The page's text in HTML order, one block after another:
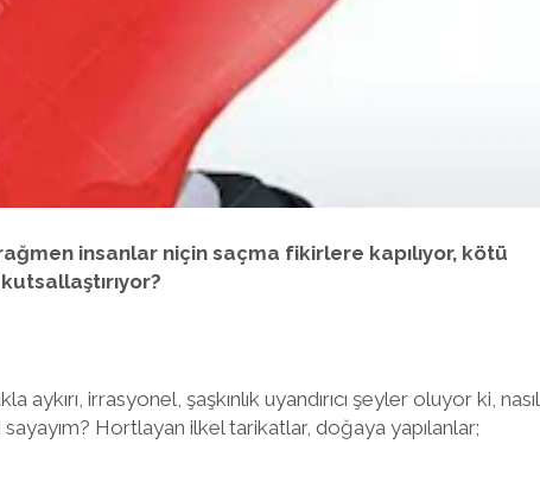
insanlar niçin saçma fikirlere kapılıyor, kötü
irrasyonel, şaşkınlık uyandırıcı şeyler oluyor ki, nasıl
sayayım? Hortlayan ilkel tarikatlar, doğaya yapılanlar;